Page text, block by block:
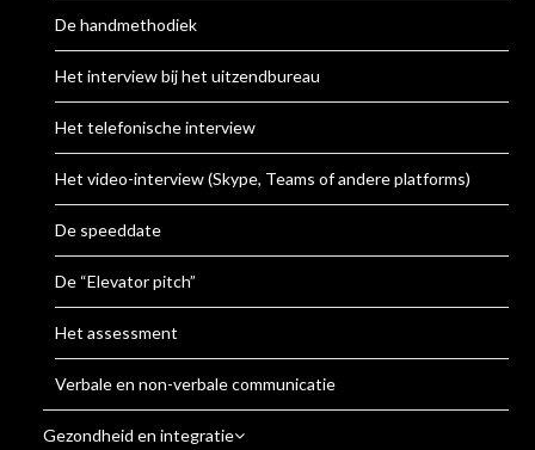
De handmethodiek
Het interview bij het uitzendbureau
Het telefonische interview
Het video-interview (Skype, Teams of andere platforms)
De speeddate
De “Elevator pitch”
Het assessment
Verbale en non-verbale communicatie
Gezondheid en integratie